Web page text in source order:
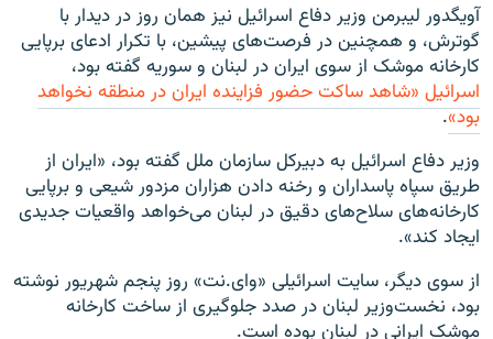
آویگدور لیبرمن وزیر دفاع اسرائیل نیز همان روز در دیدار با
گوترش، و همچنین در فرصت‌های پیشین، با تکرار ادعای برپایی
کارخانه موشک از سوی ایران در لبنان و سوریه گفته بود،
اسرائیل «شاهد ساکت حضور فزاینده ایران در منطقه نخواهد
بود».
وزیر دفاع اسرائیل به دبیرکل سازمان ملل گفته بود، «ایران از
طریق سپاه پاسداران و رخنه دادن هزاران مزدور شیعی و برپایی
کارخانه‌های سلاح‌های دقیق در لبنان می‌خواهد واقعیات جدیدی
ایجاد کند».
از سوی دیگر، سایت اسرائیلی «وای.نت» روز پنجم شهریور نوشته
بود، نخست‌وزیر لبنان در صدد جلوگیری از ساخت کارخانه
موشک ایرانی در لبنان بوده است.